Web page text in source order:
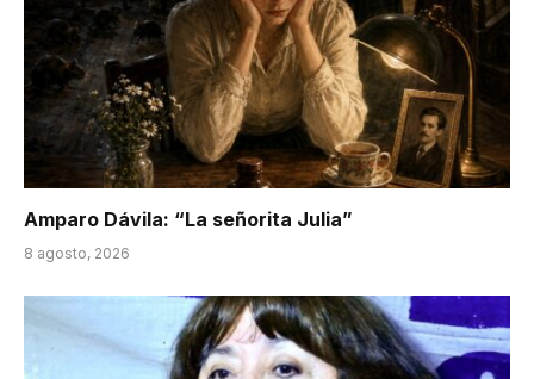
Amparo Dávila: “La señorita Julia”
8 agosto, 2026